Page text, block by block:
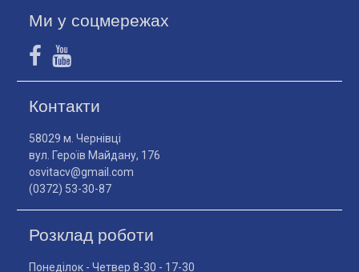
Ми у соцмережах
Контакти
58029 м. Чернівці
вул. Героїв Майдану, 176
osvitacv@gmail.com
(0372) 53-30-87
Розклад роботи
Понеділок - Четвер 8-30 - 17-30